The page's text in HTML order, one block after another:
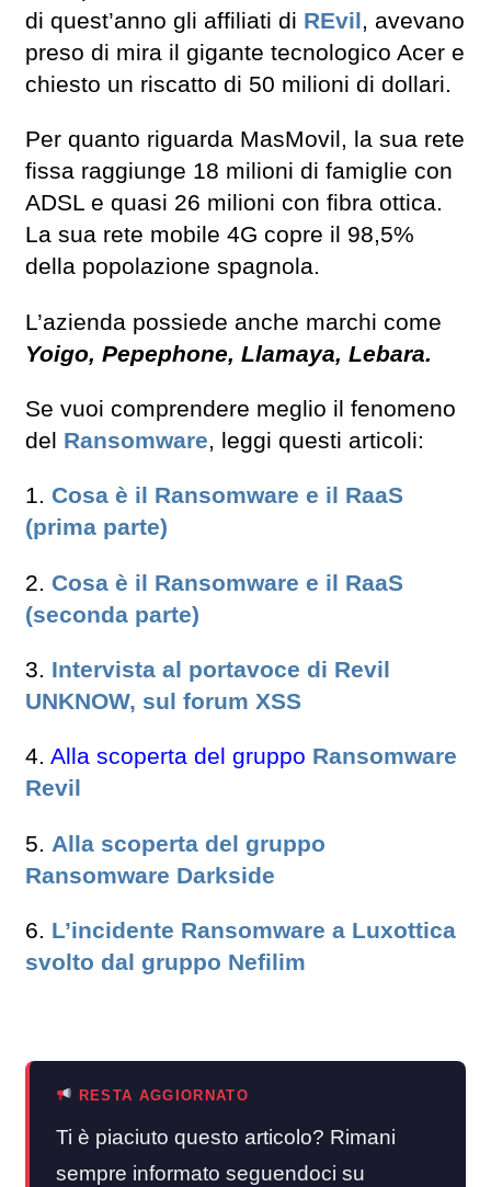
di quest’anno gli affiliati di REvil, avevano
preso di mira il gigante tecnologico Acer e
chiesto un riscatto di 50 milioni di dollari.
Per quanto riguarda MasMovil, la sua rete
fissa raggiunge 18 milioni di famiglie con
ADSL e quasi 26 milioni con fibra ottica.
La sua rete mobile 4G copre il 98,5%
della popolazione spagnola.
L’azienda possiede anche marchi come
Yoigo, Pepephone, Llamaya, Lebara.
Se vuoi comprendere meglio il fenomeno
del Ransomware, leggi questi articoli:
1. Cosa è il Ransomware e il RaaS
(prima parte)
2. Cosa è il Ransomware e il RaaS
(seconda parte)
3. Intervista al portavoce di Revil
UNKNOW, sul forum XSS
4. Alla scoperta del gruppo Ransomware
Revil
5. Alla scoperta del gruppo
Ransomware Darkside
6. L’incidente Ransomware a Luxottica
svolto dal gruppo Nefilim
RESTA AGGIORNATO
Ti è piaciuto questo articolo? Rimani
sempre informato seguendoci su